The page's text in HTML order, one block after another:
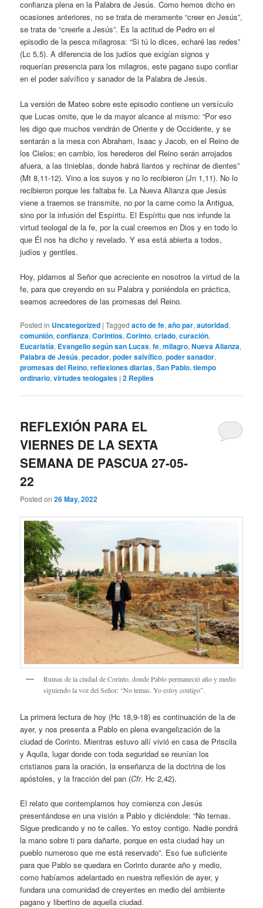
confianza plena en la Palabra de Jesús. Como hemos dicho en
ocasiones anteriores, no se trata de meramente “creer en Jesús”,
se trata de “creerle a Jesús”. Es la actitud de Pedro en el
episodio de la pesca milagrosa: “Si tú lo dices, echaré las redes”
(Lc 5,5). A diferencia de los judíos que exigían signos y
requerían presencia para los milagros, este pagano supo confiar
en el poder salvífico y sanador de la Palabra de Jesús.
La versión de Mateo sobre este episodio contiene un versículo
que Lucas omite, que le da mayor alcance al mismo: “Por eso
les digo que muchos vendrán de Oriente y de Occidente, y se
sentarán a la mesa con Abraham, Isaac y Jacob, en el Reino de
los Cielos; en cambio, los herederos del Reino serán arrojados
afuera, a las tinieblas, donde habrá llantos y rechinar de dientes”
(Mt 8,11-12). Vino a los suyos y no lo recibieron (Jn 1,11). No lo
recibieron porque les faltaba fe. La Nueva Alianza que Jesús
viene a traernos se transmite, no por la carne como la Antigua,
sino por la infusión del Espíritu. El Espíritu que nos infunde la
virtud teologal de la fe, por la cual creemos en Dios y en todo lo
que Él nos ha dicho y revelado. Y esa está abierta a todos,
judíos y gentiles.
Hoy, pidamos al Señor que acreciente en nosotros la virtud de la
fe, para que creyendo en su Palabra y poniéndola en práctica,
seamos acreedores de las promesas del Reino.
Posted in Uncategorized |Tagged acto de fe,año par,autoridad,
comunión,confianza,Corintios,Corinto,criado,curación,
Eucaristía, Evangelio según san Lucas,fe,milagro,Nueva Alianza,
Palabra de Jesús,pecador,poder salvífico,poder sanador,
promesas del Reino,reflexiones diarias,San Pablo,tiempo
ordinario,virtudes teologales |2 Replies
REFLEXIÓN PARA EL
VIERNES DE LA SEXTA
SEMANA DE PASCUA 27-05-
22
Posted on26 May, 2022
Ruinas de la ciudad de Corinto, donde Pablo permaneció año y medio
siguiendo la voz del Señor: “No temas. Yo estoy contigo”.
La primera lectura de hoy (Hc 18,9-18) es continuación de la de
ayer, y nos presenta a Pablo en plena evangelización de la
ciudad de Corinto. Mientras estuvo allí vivió en casa de Priscila
y Aquila, lugar donde con toda seguridad se reunían los
cristianos para la oración, la enseñanza de la doctrina de los
apóstoles, y la fracción del pan (Cfr. Hc 2,42).
El relato que contemplamos hoy comienza con Jesús
presentándose en una visión a Pablo y diciéndole: “No temas.
Sigue predicando y no te calles. Yo estoy contigo. Nadie pondrá
la mano sobre ti para dañarte, porque en esta ciudad hay un
pueblo numeroso que me está reservado”. Eso fue suficiente
para que Pablo se quedara en Corinto durante año y medio,
como habíamos adelantado en nuestra reflexión de ayer, y
fundara una comunidad de creyentes en medio del ambiente
pagano y libertino de aquella ciudad.